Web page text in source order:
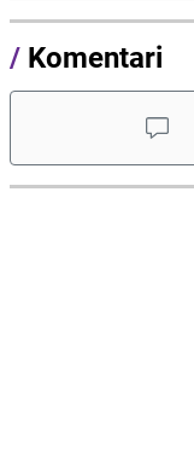
/ Komentari